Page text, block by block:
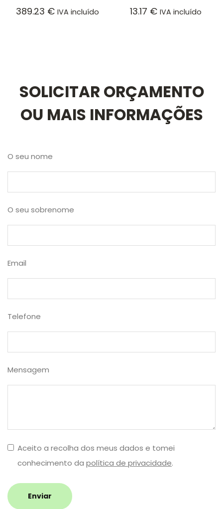
389.23 € IVA incluído 13.17 € IVA incluído
SOLICITAR ORÇAMENTO
OU MAIS INFORMAÇÕES
O seu nome
O seu sobrenome
Email
Telefone
Mensagem
Aceito a recolha dos meus dados e tomei
conhecimento da política de privacidade.
Enviar